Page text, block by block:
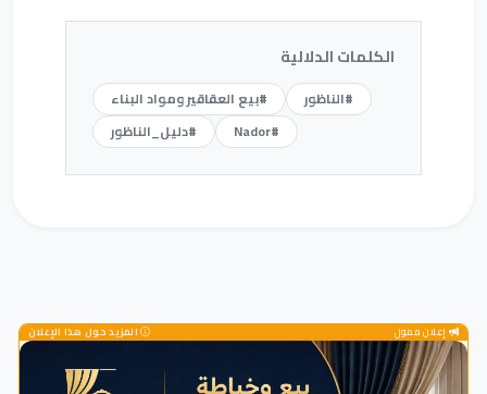
الكلمات الدلالية
#الناظور
#بيع العقاقير ومواد البناء
#Nador
#دليل_الناظور
إعلان ممول المزيد حول هذا الإعلان